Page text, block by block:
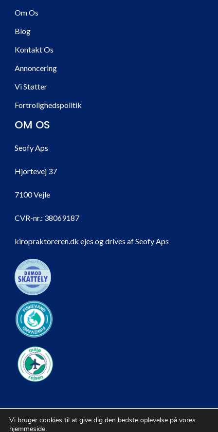
Om Os
Blog
Kontakt Os
Annoncering
Vi Støtter
Fortrolighedspolitik
OM OS
Seofy Aps
Hjortevej 37
7100 Vejle
CVR-nr.: 38069187
kiropraktoreren.dk ejes og drives af Seofy Aps
Vi bruger cookies til at give dig den bedste oplevelse på vores
hjemmeside.